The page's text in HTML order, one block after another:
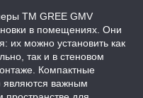
ТМ GREE GMV
в помещениях. Они
их можно установить как
так и в стеновом
Компактные
являются важным